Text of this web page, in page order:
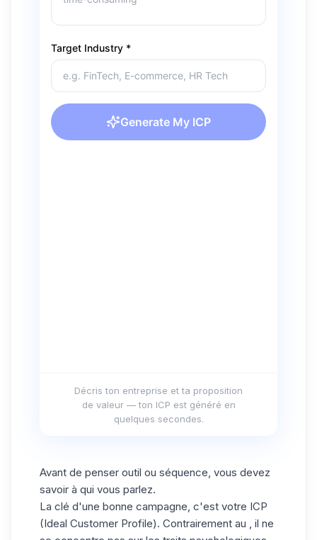
Décris ton entreprise et ta proposition
de valeur — ton ICP est généré en
quelques secondes.
Avant de penser outil ou séquence, vous devez
savoir à qui vous parlez.
La clé d'une bonne campagne, c'est votre ICP
(Ideal Customer Profile). Contrairement au , il ne